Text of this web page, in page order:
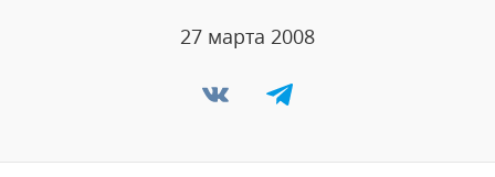
27 марта 2008